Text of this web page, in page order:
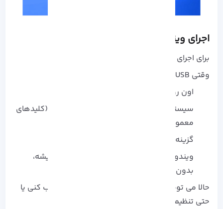
اجرای ویندوز از USB
برای اجرای ویندوز روی سیستم دیگه:
وقتی USB آماده شد:
اون رو به سیستم مورد نظر وصل کن.
سیستم رو ری‌ استارت و وارد منوی بوت شو (کلیدهای
معمول: F12، Esc یا Del) .
گزینه بوت از USB رو انتخاب کن.
ویندوز به‌صورت مستقیم از روی فلش اجرا میشه،
بدون نصب روی هارد!
حالا می‌ تونی به اینترنت وصل شی و نرم‌ افزار نصب کنی یا
حتی تنظیمات شخصیت رو نگه داری!!!!